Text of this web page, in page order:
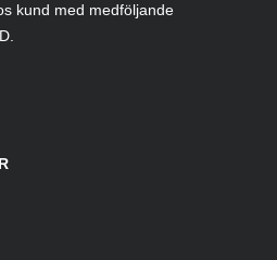
kund med medföljande